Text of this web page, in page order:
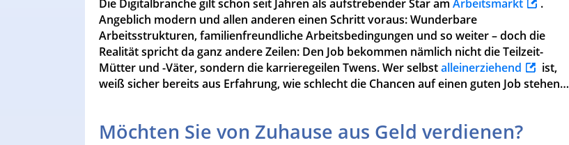
Die Digitalbranche gilt schon seit Jahren als aufstrebender Star am Arbeitsmarkt
.
Angeblich modern und allen anderen einen Schritt voraus: Wunderbare
Arbeitsstrukturen, familienfreundliche Arbeitsbedingungen und so weiter – doch die
Realität spricht da ganz andere Zeilen: Den Job bekommen nämlich nicht die Teilzeit-
Mütter und -Väter, sondern die karrieregeilen Twens. Wer selbstalleinerziehend
ist,
weiß sicher bereits aus Erfahrung, wie schlecht die Chancen auf einen guten Job stehen…
Möchten Sie von Zuhause aus Geld verdienen?